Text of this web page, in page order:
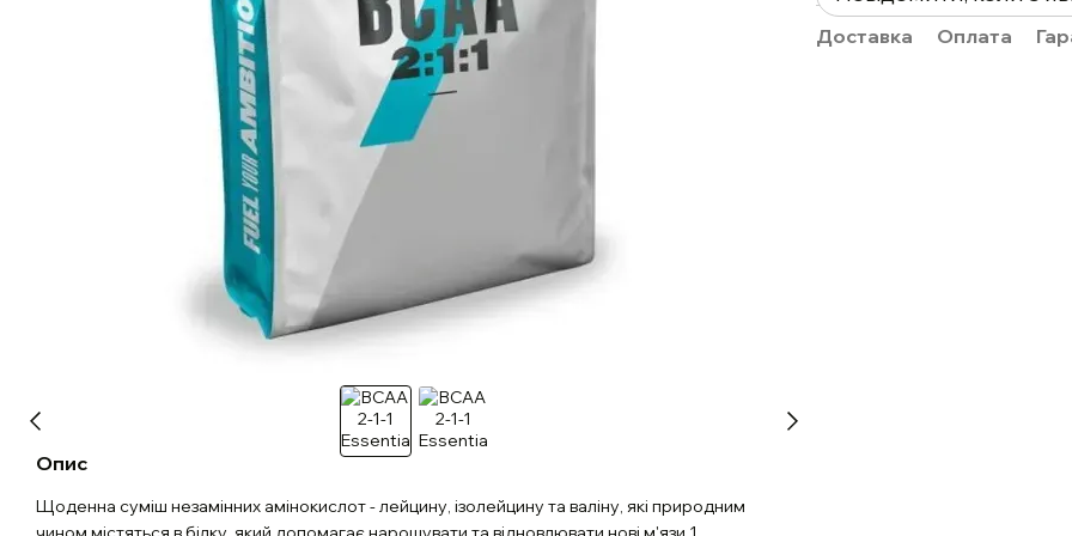
Опис
Щоденна суміш незамінних амінокислот - лейцину, ізолейцину та валіну, які природним
Доставка Оплата